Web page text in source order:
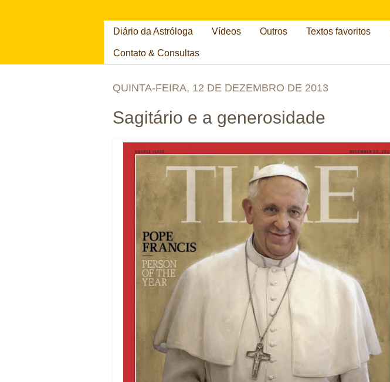
Diário da Astróloga Vídeos Outros Textos favoritos
Contato & Consultas
QUINTA-FEIRA, 12 DE DEZEMBRO DE 2013
Sagitário e a generosidade